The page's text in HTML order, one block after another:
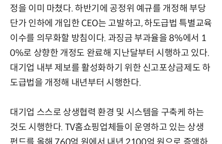
정을 이미 마쳤다. 하반기에 공정위 예규를 개정해 부당
단가 인하에 개입한 CEO는 고발하고, 하도급법 특별교육
이수를 의무화할 방침이다. 과징금 부과율을 8%에서 1
0%로 상향한 개정도 완료해 지난달부터 시행하고 있다.
대기업 내부 제보를 활성화하기 위한 신고포상금제도 하
도급법을 개정해 내년부터 시행한다.
대기업 스스로 상생협력 환경 및 시스템을 구축케 하는
것도 시행한다. TV홈쇼핑업체들이 운영하고 있는 상생